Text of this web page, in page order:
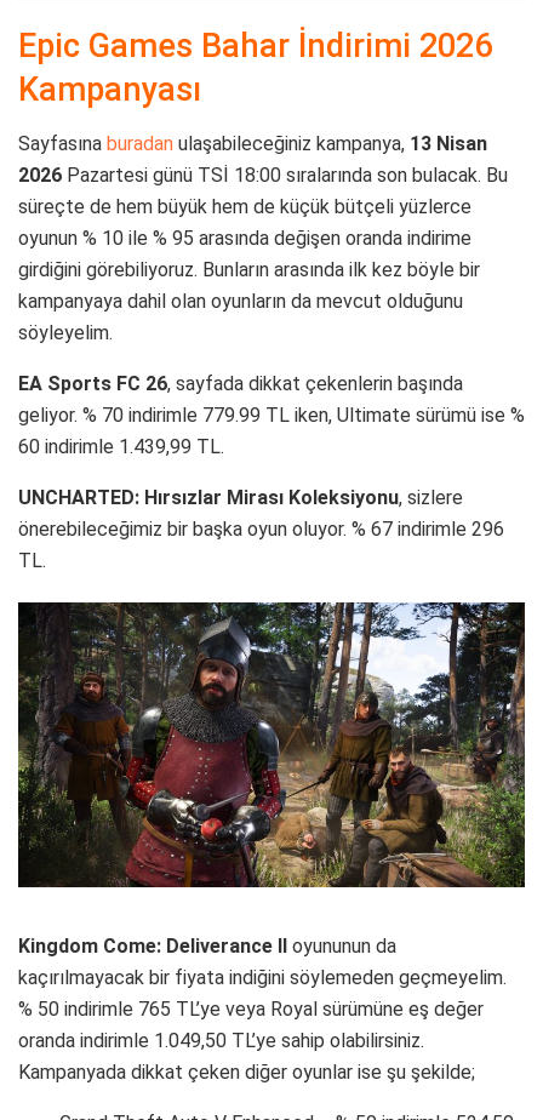
Epic Games Bahar İndirimi 2026
Kampanyası
Sayfasına buradan ulaşabileceğiniz kampanya, 13 Nisan
2026 Pazartesi günü TSİ 18:00 sıralarında son bulacak. Bu
süreçte de hem büyük hem de küçük bütçeli yüzlerce
oyunun % 10 ile % 95 arasında değişen oranda indirime
girdiğini görebiliyoruz. Bunların arasında ilk kez böyle bir
kampanyaya dahil olan oyunların da mevcut olduğunu
söyleyelim.
EA Sports FC 26, sayfada dikkat çekenlerin başında
geliyor. % 70 indirimle 779.99 TL iken, Ultimate sürümü ise %
60 indirimle 1.439,99 TL.
UNCHARTED: Hırsızlar Mirası Koleksiyonu, sizlere
önerebileceğimiz bir başka oyun oluyor. % 67 indirimle 296
TL.
Kingdom Come: Deliverance II
oyununun da
kaçırılmayacak bir fiyata indiğini söylemeden geçmeyelim.
% 50 indirimle 765 TL’ye veya Royal sürümüne eş değer
oranda indirimle 1.049,50 TL’ye sahip olabilirsiniz.
Kampanyada dikkat çeken diğer oyunlar ise şu şekilde;